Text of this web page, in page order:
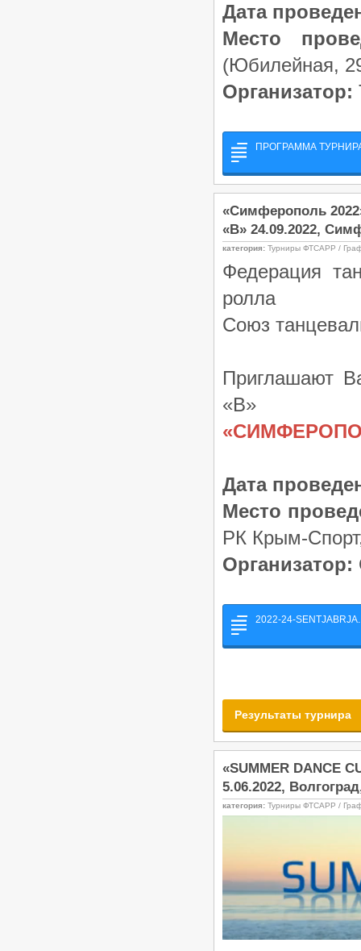
Дата
Место
(Юбилейная,
Организатор:
ПРОГРАММА
«Симферополь
«В» 24.09.2022,
категория: Турниры ФТСАРР /
Федерация
ролла
Союз
Приглашают
«В»
Дата
Место
РК Крым-
Организатор:
2022-24-
Результаты турнира
«SUMMER DANCE
5.06.2022,
категория: Турниры ФТСАРР /